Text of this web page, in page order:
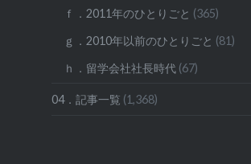
ｆ．2011年のひとりごと (365)
ｇ．2010年以前のひとりごと (81)
ｈ．留学会社社長時代(67)
04．記事一覧 (1,368)